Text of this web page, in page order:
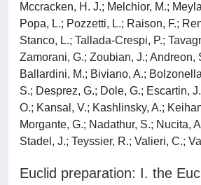
Mccracken, H. J.; Melchior, M.;
Popa, L.; Pozzetti, L.; Raison, F.;
Stanco, L.; Tallada-Crespi, P.;
Zamorani, G.; Zoubian, J.;
Ballardini, M.; Biviano, A.;
S.; Desprez, G.; Dole, G.; Escartin,
O.; Kansal, V.; Kashlinsky, A.;
Morgante, G.; Nadathur, S.; Nucita,
Stadel, J.; Teyssier, R.; Valieri, C.;
Euclid preparation: I. the